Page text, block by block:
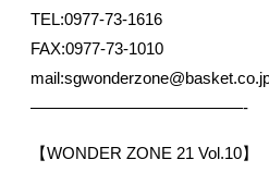
TEL:0977-73-1616
FAX:0977-73-1010
—————————————-
【WONDER ZONE 21 Vol.10】